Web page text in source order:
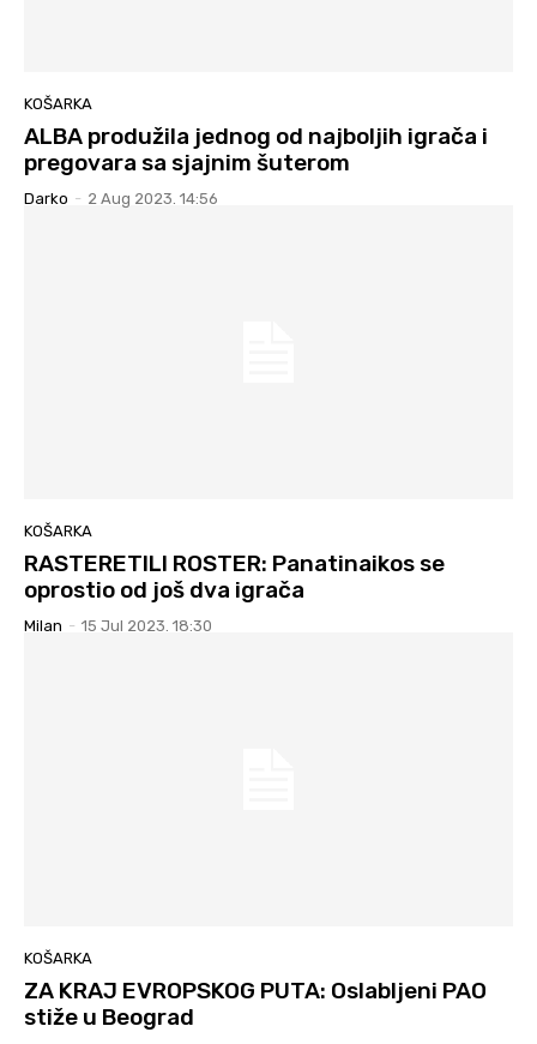
KOŠARKA
ALBA produžila jednog od najboljih igrača i
pregovara sa sjajnim šuterom
Darko - 2 Aug 2023. 14:56
KOŠARKA
RASTERETILI ROSTER: Panatinaikos se
oprostio od još dva igrača
Milan - 15 Jul 2023. 18:30
KOŠARKA
ZA KRAJ EVROPSKOG PUTA: Oslabljeni PAO
stiže u Beograd